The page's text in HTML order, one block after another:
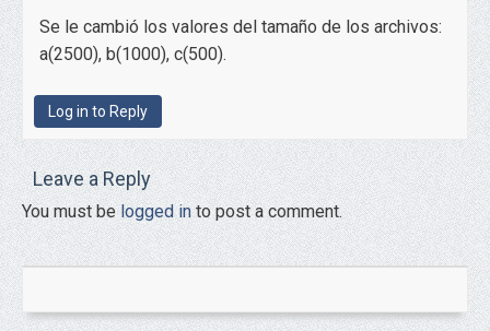
Se le cambió los valores del tamaño de los archivos:
a(2500), b(1000), c(500).
Log in to Reply
Leave a Reply
You must belogged into post a comment.